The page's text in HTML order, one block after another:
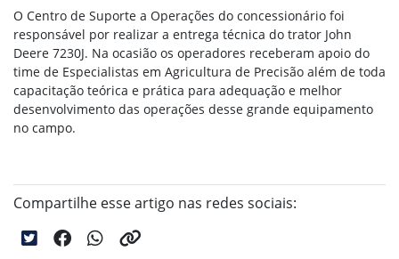
O Centro de Suporte a Operações do concessionário foi
responsável por realizar a entrega técnica do trator John
Deere 7230J. Na ocasião os operadores receberam apoio do
time de Especialistas em Agricultura de Precisão além de toda
capacitação teórica e prática para adequação e melhor
desenvolvimento das operações desse grande equipamento
no campo.
Compartilhe esse artigo nas redes sociais: